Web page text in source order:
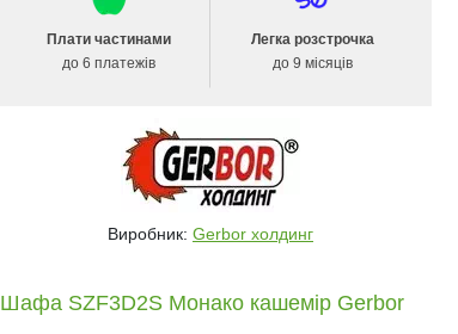
Плати частинами
до 6 платежів
Легка розстрочка
до 9 місяців
Виробник: Gerbor холдинг
Шафа SZF3D2S Монако кашемір Gerbor